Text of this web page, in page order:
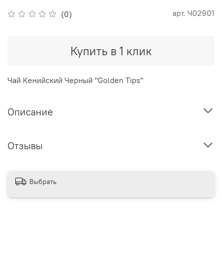
(0) арт. Ч02901
Купить в 1 клик
Чай Кенийский Черный "Golden Tips"
Описание
Отзывы
Выбрать